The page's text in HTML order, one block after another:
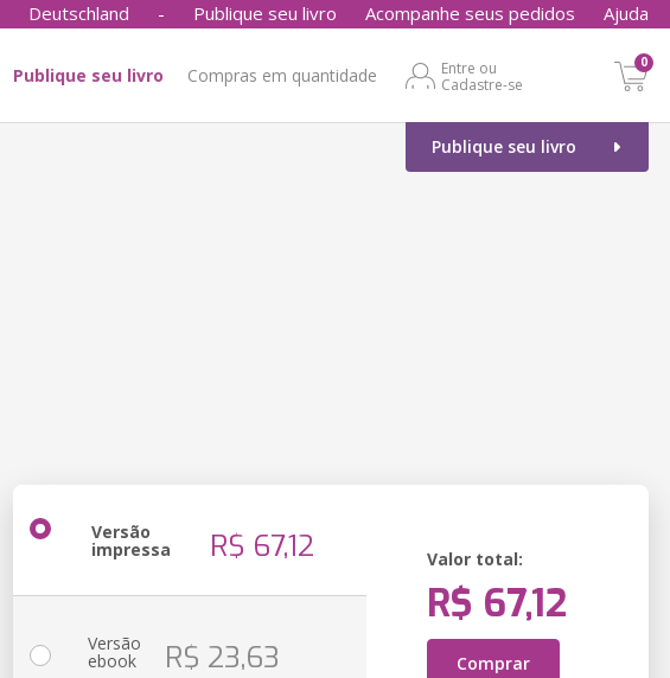
Deutschland - Publique seu livro Acompanhe seus pedidos Ajuda
Publique seu livro Compras em quantidade
Entre ou
Cadastre-se
0
Publique seu livro
Versão
impressa R$ 67,12 Valor total:
R$ 67,12
Comprar
Versão
ebook R$ 23,63